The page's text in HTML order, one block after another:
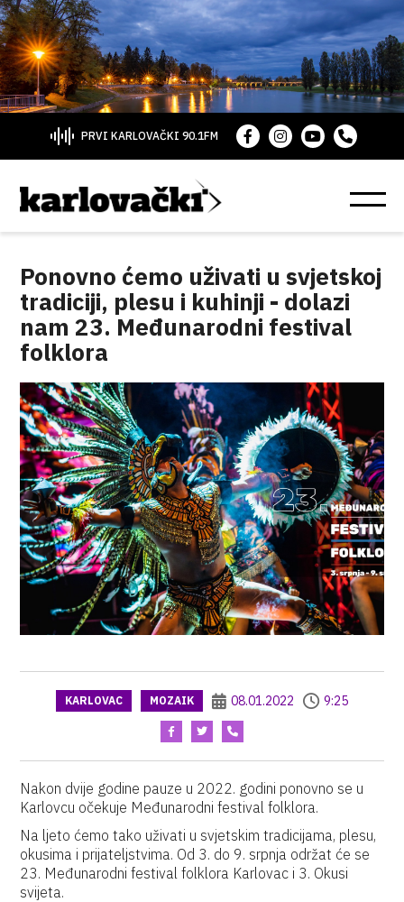
PRVI KARLOVAČKI 90.1FM
Ponovno ćemo uživati u svjetskoj
tradiciji, plesu i kuhinji - dolazi
nam 23. Međunarodni festival
folklora
KARLOVAC MOZAIK 08.01.2022 9:25
Nakon dvije godine pauze u 2022. godini ponovno se u
Karlovcu očekuje Međunarodni festival folklora.
Na ljeto ćemo tako uživati u svjetskim tradicijama, plesu,
okusima i prijateljstvima. Od 3. do 9. srpnja održat će se
23. Međunarodni festival folklora Karlovac i 3. Okusi
svijeta.